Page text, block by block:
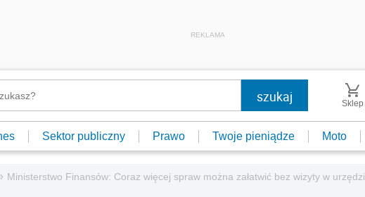
REKLAMA
Sklep
Sektor publiczny Prawo Twoje pieniądze Moto
Ministerstwo Finansów: Coraz więcej spraw można załatwić bez wizyty w